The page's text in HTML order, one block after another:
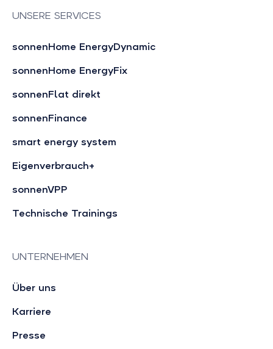
UNSERE SERVICES
sonnenHome EnergyDynamic
sonnenHome EnergyFix
sonnenFlat direkt
sonnenFinance
smart energy system
Eigenverbrauch+
sonnenVPP
Technische Trainings
UNTERNEHMEN
Über uns
Karriere
Presse